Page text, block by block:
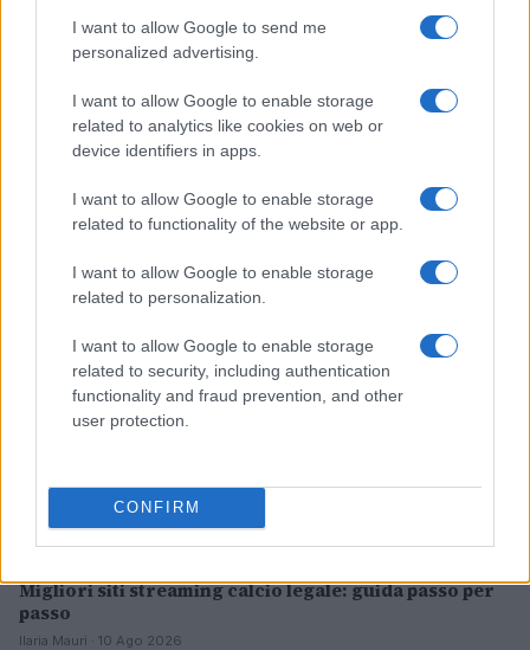
I want to allow Google to send me
personalized advertising.
I want to allow Google to enable storage
related to analytics like cookies on web or
device identifiers in apps.
I want to allow Google to enable storage
related to functionality of the website or app.
I want to allow Google to enable storage
related to personalization.
I want to allow Google to enable storage
related to security, including authentication
functionality and fraud prevention, and other
user protection.
CONFIRM
Svezia in pista a Saas-Fee: Hector e Nyberg pronte per
Francesca Lombardi · 10 Ago 2026
Migliori siti streaming calcio legale: guida passo per
passo
Ilaria Mauri · 10 Ago 2026